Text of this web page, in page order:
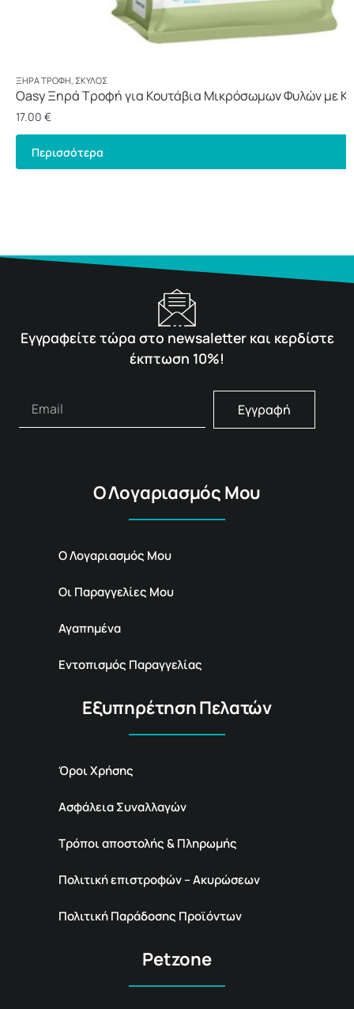
ΞΗΡΆ ΤΡΟΦΉ, ΣΚΎΛΟΣ
Oasy Ξηρά Τροφή για Κουτάβια Μικρόσωμων Φυλών με
17.00 €
Περισσότερα
Εγγραφείτε τώρα στο newsaletter και κερδίστε
έκπτωση 10%!
Εγγραφή
Ο Λογαριασμός Μου
Ο Λογαριασμός Μου
Οι Παραγγελίες Μου
Αγαπημένα
Εντοπισμός Παραγγελίας
Εξυπηρέτηση Πελατών
Όροι Χρήσης
Ασφάλεια Συναλλαγών
Τρόποι αποστολής & Πληρωμής
Πολιτική επιστροφών – Ακυρώσεων
Πολιτική Παράδοσης Προϊόντων
Petzone